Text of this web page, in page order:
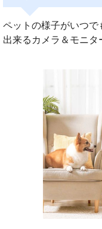
ペットの様子がいつで
出来るカメラ＆モニタ